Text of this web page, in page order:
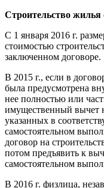
Строительство жилья
С 1 января 2016 г.
стоимостью
заключенном договоре.
В 2015 г., если в
была предусмотрена
нее полностью или
имущественный вычет
указанных в
самостоятельном
договор на
потом предъявить к
самостоятельном
В 2016 г. физлица,